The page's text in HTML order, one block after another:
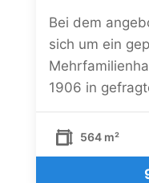
Bei dem
sich um ein
1906 in
564 m²